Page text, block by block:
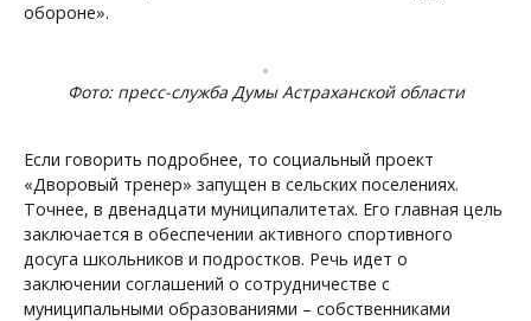
обороне».
Фото: пресс-служба Думы Астраханской области
Если говорить подробнее, то социальный проект
«Дворовый тренер» запущен в сельских поселениях.
Точнее, в двенадцати муниципалитетах. Его главная цель
заключается в обеспечении активного спортивного
досуга школьников и подростков. Речь идет о
заключении соглашений о сотрудничестве с
муниципальными образованиями – собственниками